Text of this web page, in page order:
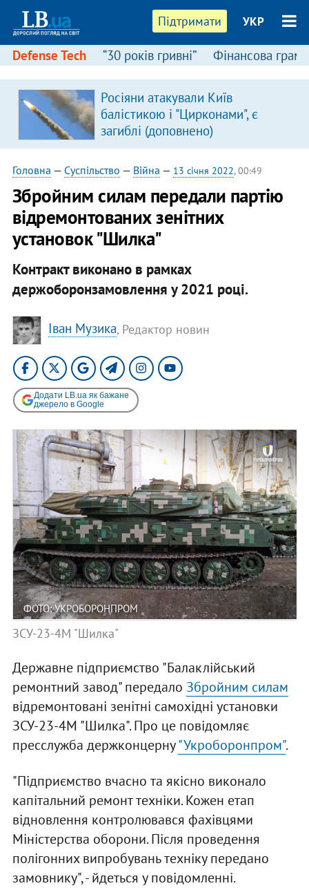
Підтримати УКР
Defense Tech “30 років гривні” Фінансова
Росіяни атакували Київ
балістикою і "Цирконами", є
загиблі (доповнено)
Головна — Суспільство — Війна — 13 січня 2022, 00:49
Збройним силам передали партію
відремонтованих зенітних
установок "Шилка"
Контракт виконано в рамках
держоборонзамовлення у 2021 році.
Іван Музика, Редактор новин
Додати LB.ua як бажане
джерело в Google
ФОТО: УКРОБОРОНПРОМ
ЗСУ-23-4М "Шилка"
Державне підприємство "Балаклійський
ремонтний завод" передало Збройним силам
відремонтовані зенітні самохідні установки
ЗСУ-23-4М "Шилка". Про це повідомляє
пресслужба держконцерну"Укроборонпром".
"Підприємство вчасно та якісно виконало
капітальний ремонт техніки. Кожен етап
відновлення контролювався фахівцями
Міністерства оборони. Після проведення
полігонних випробувань техніку передано
замовнику", - йдеться у повідомленні.